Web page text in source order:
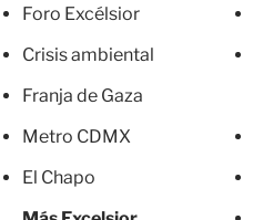
Foro Excélsior
Crisis ambiental
Franja de Gaza
Metro CDMX
El Chapo